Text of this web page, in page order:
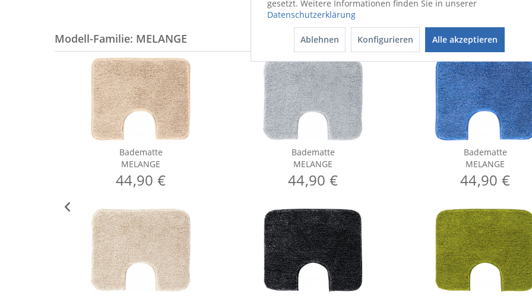
Modell-Familie: MELANGE
Badematte
MELANGE
44,90 €
Badematte
MELANGE
44,90 €
Badematte
MELANGE
44,90 €
gesetzt. Weitere Informationen finden Sie in unserer
Datenschutzerklärung
Ablehnen Konfigurieren Alle akzeptieren